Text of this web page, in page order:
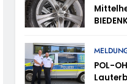
– TRuP-Spezialisten
POL-